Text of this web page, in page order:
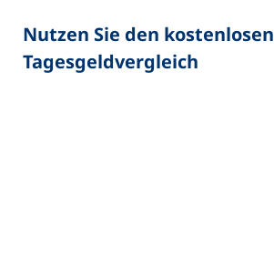
Nutzen Sie den kostenlosen
Tagesgeldvergleich